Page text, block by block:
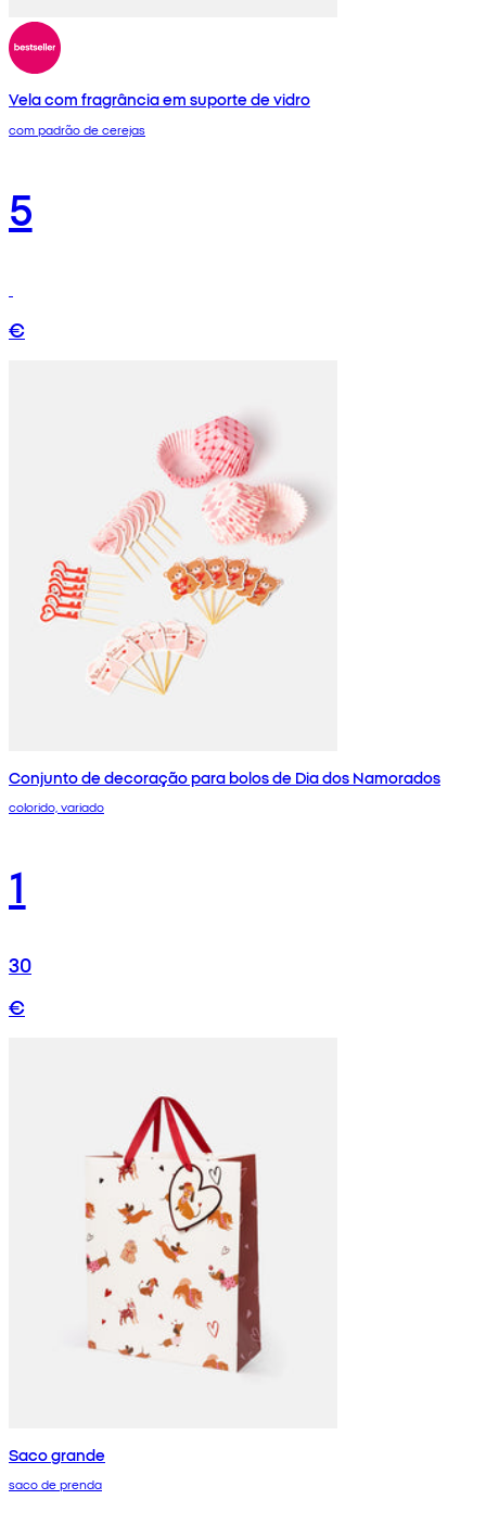
Vela com fragrância em suporte de vidro
com padrão de cerejas
5
€
Conjunto de decoração para bolos de Dia dos Namorados
colorido, variado
1
30
€
Saco grande
saco de prenda